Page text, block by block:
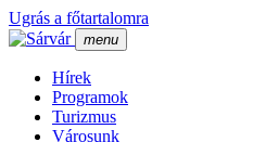
Ugrás a főtartalomra
menu
Hí­rek
Programok
Turizmus
Városunk